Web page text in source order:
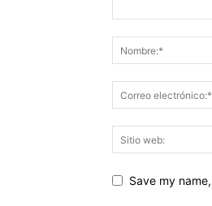
Save my